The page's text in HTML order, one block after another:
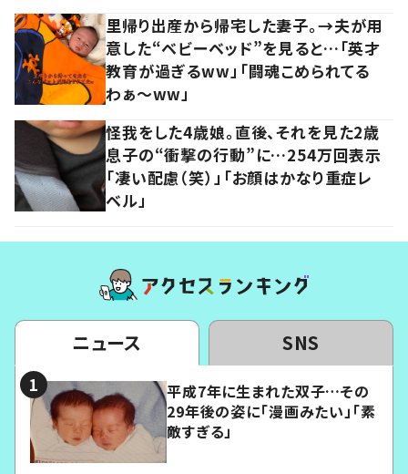
里帰り出産から帰宅した妻子。→夫が用
意した“ベビーベッド”を見ると…「英才
教育が過ぎるww」「闘魂こめられてる
わぁ～ww」
怪我をした4歳娘。直後、それを見た2歳
息子の“衝撃の行動”に…254万回表示
「凄い配慮（笑）」「お顔はかなり重症レ
ベル」
ニュース SNS
平成7年に生まれた双子…その
29年後の姿に「漫画みたい」「素
敵すぎる」